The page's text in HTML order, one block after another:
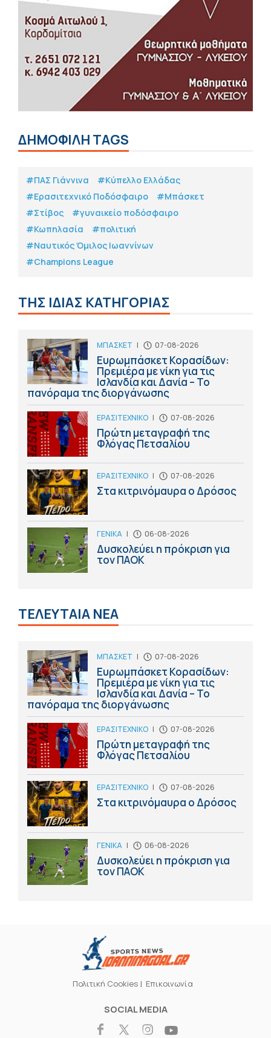
ΔΗΜΟΦΙΛΗ TAGS
#ΠΑΣ Γιάννινα
#Κύπελλο Ελλάδας
#Eρασιτεχνικό Ποδόσφαιρο
#Μπάσκετ
#Στίβος
#γυναικείο ποδόσφαιρο
#Κωπηλασία
#πολιτική
#Ναυτικός Όμιλος Ιωαννίνων
#Champions League
ΤΗΣ ΙΔΙΑΣ ΚΑΤΗΓΟΡΙΑΣ
ΜΠΑΣΚΕΤ | 07-08-2026
Ευρωμπάσκετ Κορασίδων:
Πρεμιέρα με νίκη για τις
Ισλανδία και Δανία – Το
πανόραμα της διοργάνωσης
ΕΡΑΣΙΤΕΧΝΙΚΟ | 07-08-2026
Πρώτη μεταγραφή της
Φλόγας Πετσαλίου
ΕΡΑΣΙΤΕΧΝΙΚΟ | 07-08-2026
Στα κιτρινόμαυρα ο Δρόσος
ΓΕΝΙΚΑ | 06-08-2026
Δυσκολεύει η πρόκριση για
τον ΠΑΟΚ
ΤΕΛΕΥΤΑΙΑ ΝΕΑ
ΜΠΑΣΚΕΤ | 07-08-2026
Ευρωμπάσκετ Κορασίδων:
Πρεμιέρα με νίκη για τις
Ισλανδία και Δανία – Το
πανόραμα της διοργάνωσης
ΕΡΑΣΙΤΕΧΝΙΚΟ | 07-08-2026
Πρώτη μεταγραφή της
Φλόγας Πετσαλίου
ΕΡΑΣΙΤΕΧΝΙΚΟ | 07-08-2026
Στα κιτρινόμαυρα ο Δρόσος
ΓΕΝΙΚΑ | 06-08-2026
Δυσκολεύει η πρόκριση για
τον ΠΑΟΚ
Πολιτική Cookies Επικοινωνία
SOCIAL MEDIA